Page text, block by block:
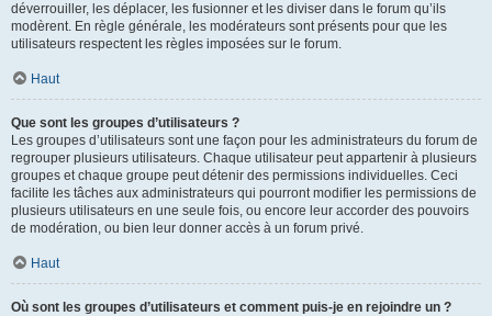
déverrouiller, les déplacer, les fusionner et les diviser dans le forum qu’ils
modèrent. En règle générale, les modérateurs sont présents pour que les
utilisateurs respectent les règles imposées sur le forum.
Haut
Que sont les groupes d’utilisateurs ?
Les groupes d’utilisateurs sont une façon pour les administrateurs du forum de
regrouper plusieurs utilisateurs. Chaque utilisateur peut appartenir à plusieurs
groupes et chaque groupe peut détenir des permissions individuelles. Ceci
facilite les tâches aux administrateurs qui pourront modifier les permissions de
plusieurs utilisateurs en une seule fois, ou encore leur accorder des pouvoirs
de modération, ou bien leur donner accès à un forum privé.
Haut
Où sont les groupes d’utilisateurs et comment puis-je en rejoindre un ?